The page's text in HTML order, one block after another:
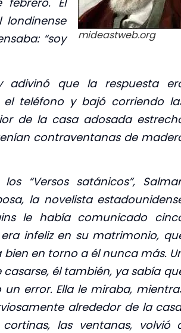
mideastweb.org
“soy
adivinó que la respuesta
teléfono y bajó corriendo
de la casa adosada
contraventanas de
“Versos satánicos”,
la novelista
le había comunicado
infeliz en su matrimonio,
bien en torno a él nunca más.
casarse, él también, ya sabía
error. Ella le miraba,
alrededor de la
las ventanas, volvió